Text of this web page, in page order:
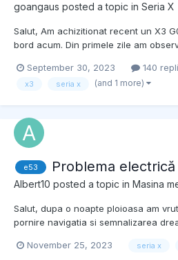
goangaus posted a topic in Seria X
Salut, Am achizitionat recent un X3
bord acum. Din primele zile am
parea ca masina opreste in trepte,
am spus ca o sa ma obisnuiesc cu
September 30, 2023 140
x3 seria x (and 1 more)
e53 Problema
Albert10 posted a topic in Masina
Salut, dupa o noapte ploioasa am
pornire navigatia si semnalizarea
November 25, 2023
seria x